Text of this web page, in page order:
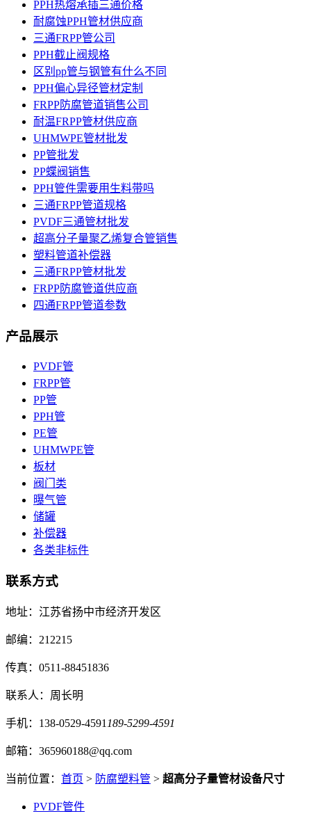
PPH热熔承插三通价格
耐腐蚀PPH管材供应商
三通FRPP管公司
PPH截止阀规格
区别pp管与钢管有什么不同
PPH偏心异径管材定制
FRPP防腐管道销售公司
耐温FRPP管材供应商
UHMWPE管材批发
PP管批发
PP蝶阀销售
PPH管件需要用生料带吗
三通FRPP管道规格
PVDF三通管材批发
超高分子量聚乙烯复合管销售
塑料管道补偿器
三通FRPP管材批发
FRPP防腐管道供应商
四通FRPP管道参数
产品展示
PVDF管
FRPP管
PP管
PPH管
PE管
UHMWPE管
板材
阀门类
曝气管
储罐
补偿器
各类非标件
联系方式
地址：江苏省扬中市经济开发区
邮编：212215
传真：0511-88451836
联系人：周长明
手机：138-0529-4591 189-5299-4591
邮箱：365960188@qq.com
当前位置： 首页 > 防腐塑料管 > 超高分子量管材设备尺寸
PVDF管件